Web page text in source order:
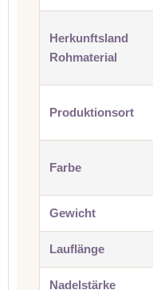
Herkunftsland
Rohmaterial
Produktionsort
Farbe
Gewicht
Lauflänge
Nadelstärke